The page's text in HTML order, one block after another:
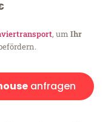
, um Ihr
anfragen